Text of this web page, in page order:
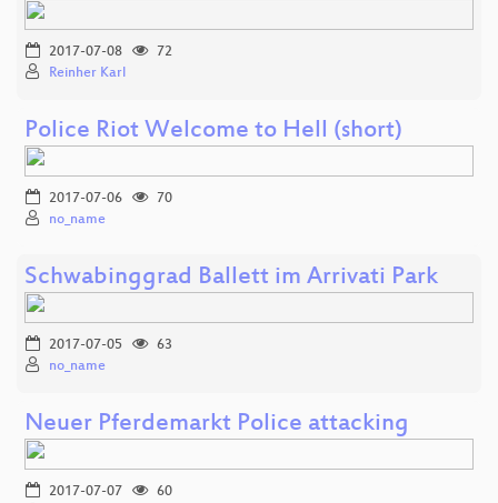
2017-07-08
72
Reinher Karl
Police Riot Welcome to Hell (short)
2017-07-06
70
no_name
Schwabinggrad Ballett im Arrivati Park
2017-07-05
63
no_name
Neuer Pferdemarkt Police attacking
2017-07-07
60